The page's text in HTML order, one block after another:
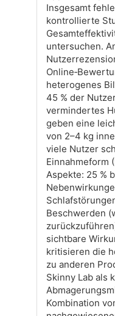
Insgesamt
kontrollierte
untersuchen.
heterogenes
45 % der
vermindertes
geben eine
von 2–4 kg
viele Nutzer
Einnahmeform
Aspekte: 25 %
Beschwerden
sichtbare
kritisieren die
zu anderen
Skinny Lab als
Kombination